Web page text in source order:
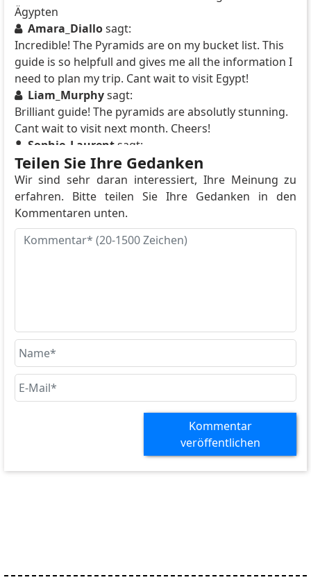
Ägypten
Amara_Diallosagt:
Incredible! The Pyramids are on my bucket list. This
guide is so helpfull and gives me all the information I
need to plan my trip. Cant wait to visit Egypt!
Liam_Murphysagt:
Brilliant guide! The pyramids are absolutly stunning.
Cant wait to visit next month. Cheers!
Sophie_Laurentsagt:
Magnifique! The pyramids are absolument
incroyable. I visited last year and it was the best
experience of my life!
Carlos_Mendezsagt:
Increíble! The pyramids are absolutly breathtaking. I
spent 3 hours there and it was not enought. Definitly
Teilen Sie Ihre Gedanken
Wir sind sehr daran interessiert, Ihre Meinung zu
erfahren. Bitte teilen Sie Ihre Gedanken in den
Kommentaren unten.
Kommentar
veröffentlichen